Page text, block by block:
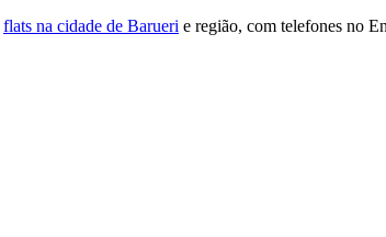
flats na cidade de Barueri e região, com telefones no